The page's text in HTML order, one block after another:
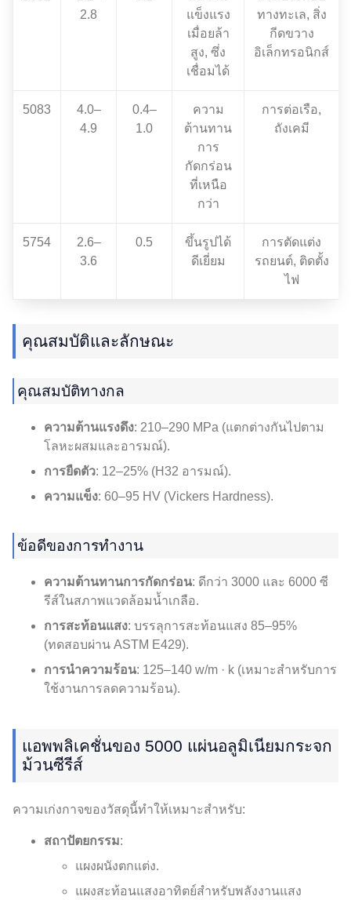
2.8
แข็งแรง
เมื่อยล้า
สูง, ซึ่ง
เชื่อมได้
ทางทะเล, สิ่ง
กีดขวาง
อิเล็กทรอนิกส์
5083
4.0–
4.9
0.4–
1.0
ความ
ต้านทาน
การ
กัดกร่อน
ที่เหนือ
กว่า
การต่อเรือ,
ถังเคมี
5754
2.6–
3.6
0.5
ขึ้นรูปได้
ดีเยี่ยม
การตัดแต่ง
รถยนต์, ติดตั้ง
ไฟ
คุณสมบัติและลักษณะ
คุณสมบัติทางกล
ความต้านแรงดึง: 210–290 MPa (แตกต่างกันไปตาม
โลหะผสมและอารมณ์).
การยืดตัว: 12–25% (H32 อารมณ์).
ความแข็ง: 60–95 HV (Vickers Hardness).
ข้อดีของการทำงาน
ความต้านทานการกัดกร่อน: ดีกว่า 3000 และ 6000 ซี
รีส์ในสภาพแวดล้อมน้ำเกลือ.
การสะท้อนแสง: บรรลุการสะท้อนแสง 85–95%
(ทดสอบผ่าน ASTM E429).
การนำความร้อน: 125–140 w/m · k (เหมาะสำหรับการ
ใช้งานการลดความร้อน).
แอพพลิเคชั่นของ 5000 แผ่นอลูมิเนียมกระจก
ม้วนซีรีส์
ความเก่งกาจของวัสดุนี้ทำให้เหมาะสำหรับ:
สถาปัตยกรรม:
แผงผนังตกแต่ง.
แผงสะท้อนแสงอาทิตย์สำหรับพลังงานแสง